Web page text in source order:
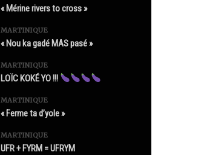
« Mérine rivers to cross »
MARTINIQUE
« Nou ka gadé MAS pasé »
MARTINIQUE
LOÏC KOKÉ YO !!!
MARTINIQUE
« Ferme ta d’yole »
MARTINIQUE
UFR + FYRM = UFRYM